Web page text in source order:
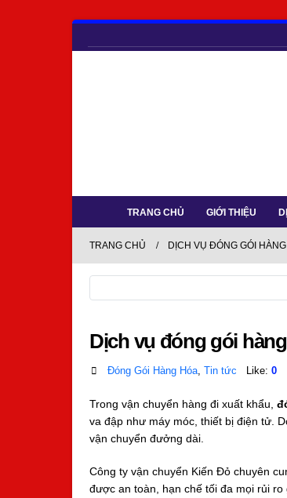
TRANG CHỦ GIỚI THIỆU
TRANG CHỦ DỊCH VỤ ĐÓNG GÓI
Dịch vụ đóng gói
Đóng Gói Hàng Hóa, Tin tức Like: 0
Trong vận chuyển hàng đi xuất khẩu,
va đập như máy móc, thiết bị điện tử.
vận chuyển đưởng dài.
Công ty vận chuyển Kiến Đỏ chuyên
được an toàn, hạn chế tối đa mọi rủi